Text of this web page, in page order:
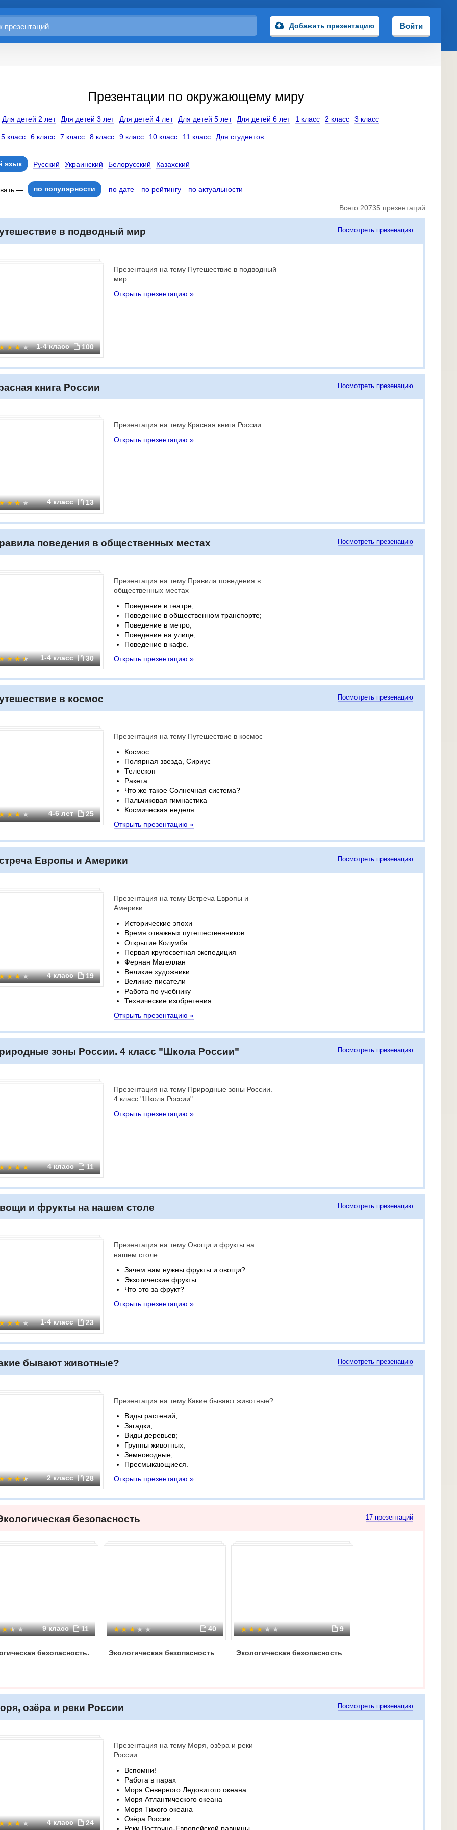
Добавить презентацию Войти
Презентации по окружающему миру
Для детей 2 лет Для детей 3 лет Для детей 4 лет Для детей 5 лет Для детей 6 лет 1 класс 2 класс 3 класс
5 класс 6 класс 7 класс 8 класс 9 класс 10 класс 11 класс Для студентов
язык Русский Украинский Белорусский Казахский
— по популярности по дате по рейтингу по актуальности
Всего 20735 презентаций
в подводный мир Посмотреть презенацию
1-4 класс 100
Презентация на тему Путешествие в подводный
мир
Открыть презентацию »
книга России Посмотреть презенацию
4 класс 13
Презентация на тему Красная книга России
Открыть презентацию »
поведения в общественных местах Посмотреть презенацию
1-4 класс 30
Презентация на тему Правила поведения в
общественных местах
Поведение в театре;
Поведение в общественном транспорте;
Поведение в метро;
Поведение на улице;
Поведение в кафе.
Открыть презентацию »
в космос Посмотреть презенацию
4-6 лет 25
Презентация на тему Путешествие в космос
Космос
Полярная звезда, Сириус
Телескоп
Ракета
Что же такое Солнечная система?
Пальчиковая гимнастика
Космическая неделя
Открыть презентацию »
Европы и Америки Посмотреть презенацию
4 класс 19
Презентация на тему Встреча Европы и
Америки
Исторические эпохи
Время отважных путешественников
Открытие Колумба
Первая кругосветная экспедиция
Фернан Магеллан
Великие художники
Великие писатели
Работа по учебнику
Технические изобретения
Открыть презентацию »
зоны России. 4 класс "Школа России" Посмотреть презенацию
4 класс 11
Презентация на тему Природные зоны России.
4 класс "Школа России"
Открыть презентацию »
и фрукты на нашем столе Посмотреть презенацию
1-4 класс 23
Презентация на тему Овощи и фрукты на
нашем столе
Зачем нам нужны фрукты и овощи?
Экзотические фрукты
Что это за фрукт?
Открыть презентацию »
бывают животные? Посмотреть презенацию
2 класс 28
Презентация на тему Какие бывают животные?
Виды растений;
Загадки;
Виды деревьев;
Группы животных;
Земноводные;
Пресмыкающиеся.
Открыть презентацию »
безопасность 17 презентаций
9 класс 11
безопасность.
40
Экологическая безопасность
9
Экологическая безопасность
озёра и реки России Посмотреть презенацию
4 класс 24
Презентация на тему Моря, озёра и реки
России
Вспомни!
Работа в парах
Моря Северного Ледовитого океана
Моря Атлантического океана
Моря Тихого океана
Озёра России